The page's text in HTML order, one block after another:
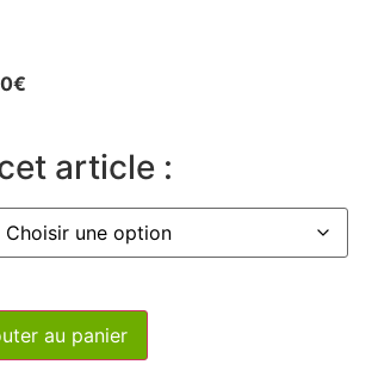
€
article :
au panier